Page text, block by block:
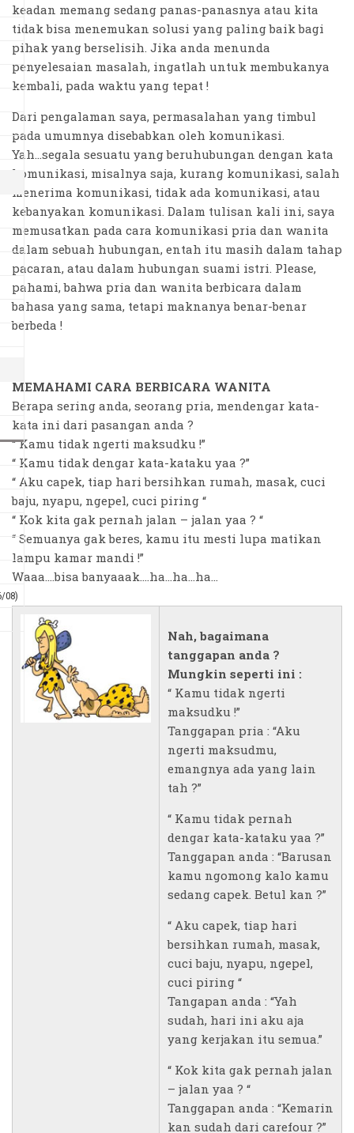
08)
keadan memang sedang panas-panasnya atau kita
tidak bisa menemukan solusi yang paling baik bagi
pihak yang berselisih. Jika anda menunda
penyelesaian masalah, ingatlah untuk membukanya
kembali, pada waktu yang tepat !
Dari pengalaman saya, permasalahan yang timbul
pada umumnya disebabkan oleh komunikasi.
Yah...segala sesuatu yang beruhubungan dengan kata
komunikasi, misalnya saja, kurang komunikasi, salah
menerima komunikasi, tidak ada komunikasi, atau
kebanyakan komunikasi. Dalam tulisan kali ini, saya
memusatkan pada cara komunikasi pria dan wanita
dalam sebuah hubungan, entah itu masih dalam tahap
pacaran, atau dalam hubungan suami istri. Please,
pahami, bahwa pria dan wanita berbicara dalam
bahasa yang sama, tetapi maknanya benar-benar
berbeda !
MEMAHAMI CARA BERBICARA WANITA
Berapa sering anda, seorang pria, mendengar kata-
kata ini dari pasangan anda ?
“ Kamu tidak ngerti maksudku !”
“ Kamu tidak dengar kata-kataku yaa ?”
“ Aku capek, tiap hari bersihkan rumah, masak, cuci
baju, nyapu, ngepel, cuci piring “
“ Kok kita gak pernah jalan – jalan yaa ? “
“ Semuanya gak beres, kamu itu mesti lupa matikan
lampu kamar mandi !”
Waaa....bisa banyaaak....ha...ha...ha...
Nah, bagaimana
tanggapan anda ?
Mungkin seperti ini :
“ Kamu tidak ngerti
maksudku !”
Tanggapan pria : “Aku
ngerti maksudmu,
emangnya ada yang lain
tah ?”
“ Kamu tidak pernah
dengar kata-kataku yaa ?”
Tanggapan anda : “Barusan
kamu ngomong kalo kamu
sedang capek. Betul kan ?”
“ Aku capek, tiap hari
bersihkan rumah, masak,
cuci baju, nyapu, ngepel,
cuci piring “
Tangapan anda : “Yah
sudah, hari ini aku aja
yang kerjakan itu semua.”
“ Kok kita gak pernah jalan
– jalan yaa ? “
Tanggapan anda : “Kemarin
kan sudah dari carefour ?”